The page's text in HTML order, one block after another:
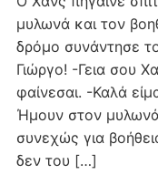
μυλωνά και τον
δρόμο συνάντησε
Γιώργο! -Γεια σου
φαίνεσαι. -Καλά
Ήμουν στον
συνεχώς για
δεν του […]